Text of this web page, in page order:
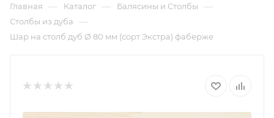
Главная — Каталог — Балясины и Столбы —
Столбы из дуба —
Шар на столб дуб Ø 80 мм (сорт Экстра) фаберже